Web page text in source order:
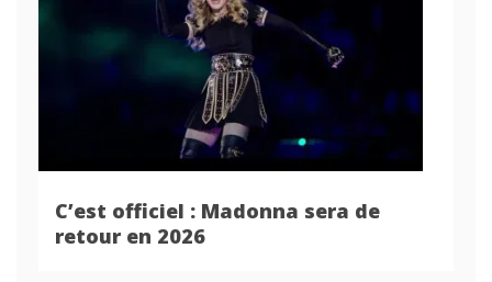
C’est officiel : Madonna sera de
retour en 2026